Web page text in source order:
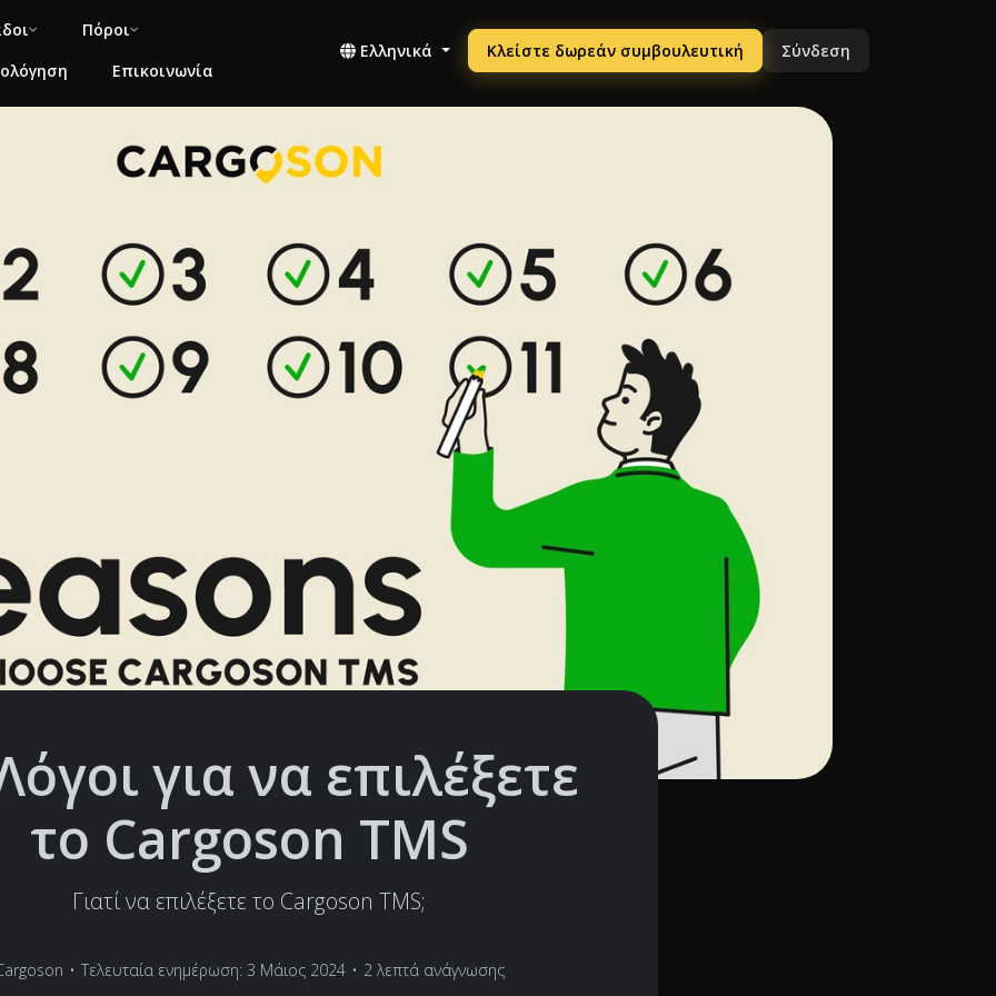
Πόροι
Επικοινωνία
Ελληνικά Κλείστε δωρεάν συμβουλευτική Σύνδεση
για να επιλέξετε
το Cargoson TMS
Γιατί να επιλέξετε το Cargoson TMS;
• Τελευταία ενημέρωση: 3 Μάιος 2024 • 2 λεπτά ανάγνωσης